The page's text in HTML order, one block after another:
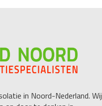
in Noord-Nederland. Wij